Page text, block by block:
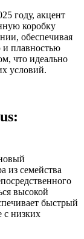
году, акцент
коробку
обеспечивая
плавностью
что идеально
условий.
из семейства
высокой
быстрый
с низких